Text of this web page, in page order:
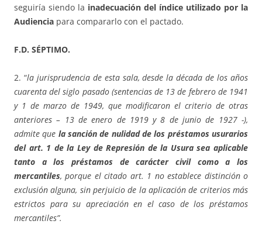
seguiría siendo la inadecuación del índice utilizado por la
Audiencia para compararlo con el pactado.
F.D. SÉPTIMO.
2. “la jurisprudencia de esta sala, desde la década de los años
cuarenta del siglo pasado (sentencias de 13 de febrero de 1941
y 1 de marzo de 1949, que modificaron el criterio de otras
anteriores – 13 de enero de 1919 y 8 de junio de 1927 -),
admite que la sanción de nulidad de los préstamos usurarios
del art. 1 de la Ley de Represión de la Usura sea aplicable
tanto a los préstamos de carácter civil como a los
mercantiles, porque el citado art. 1 no establece distinción o
exclusión alguna, sin perjuicio de la aplicación de criterios más
estrictos para su apreciación en el caso de los préstamos
mercantiles”.